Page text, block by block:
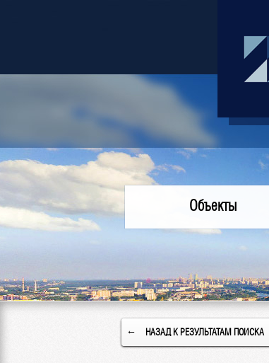
Объекты
← НАЗАД К РЕЗУЛЬТАТАМ ПОИСКА